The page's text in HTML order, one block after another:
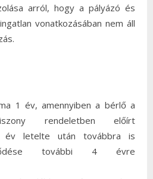
arról, hogy a pályázó és
vonatkozásában nem áll
1 év, amennyiben a bérlő a
rendeletben előírt
év letelte után továbbra is
további 4 évre